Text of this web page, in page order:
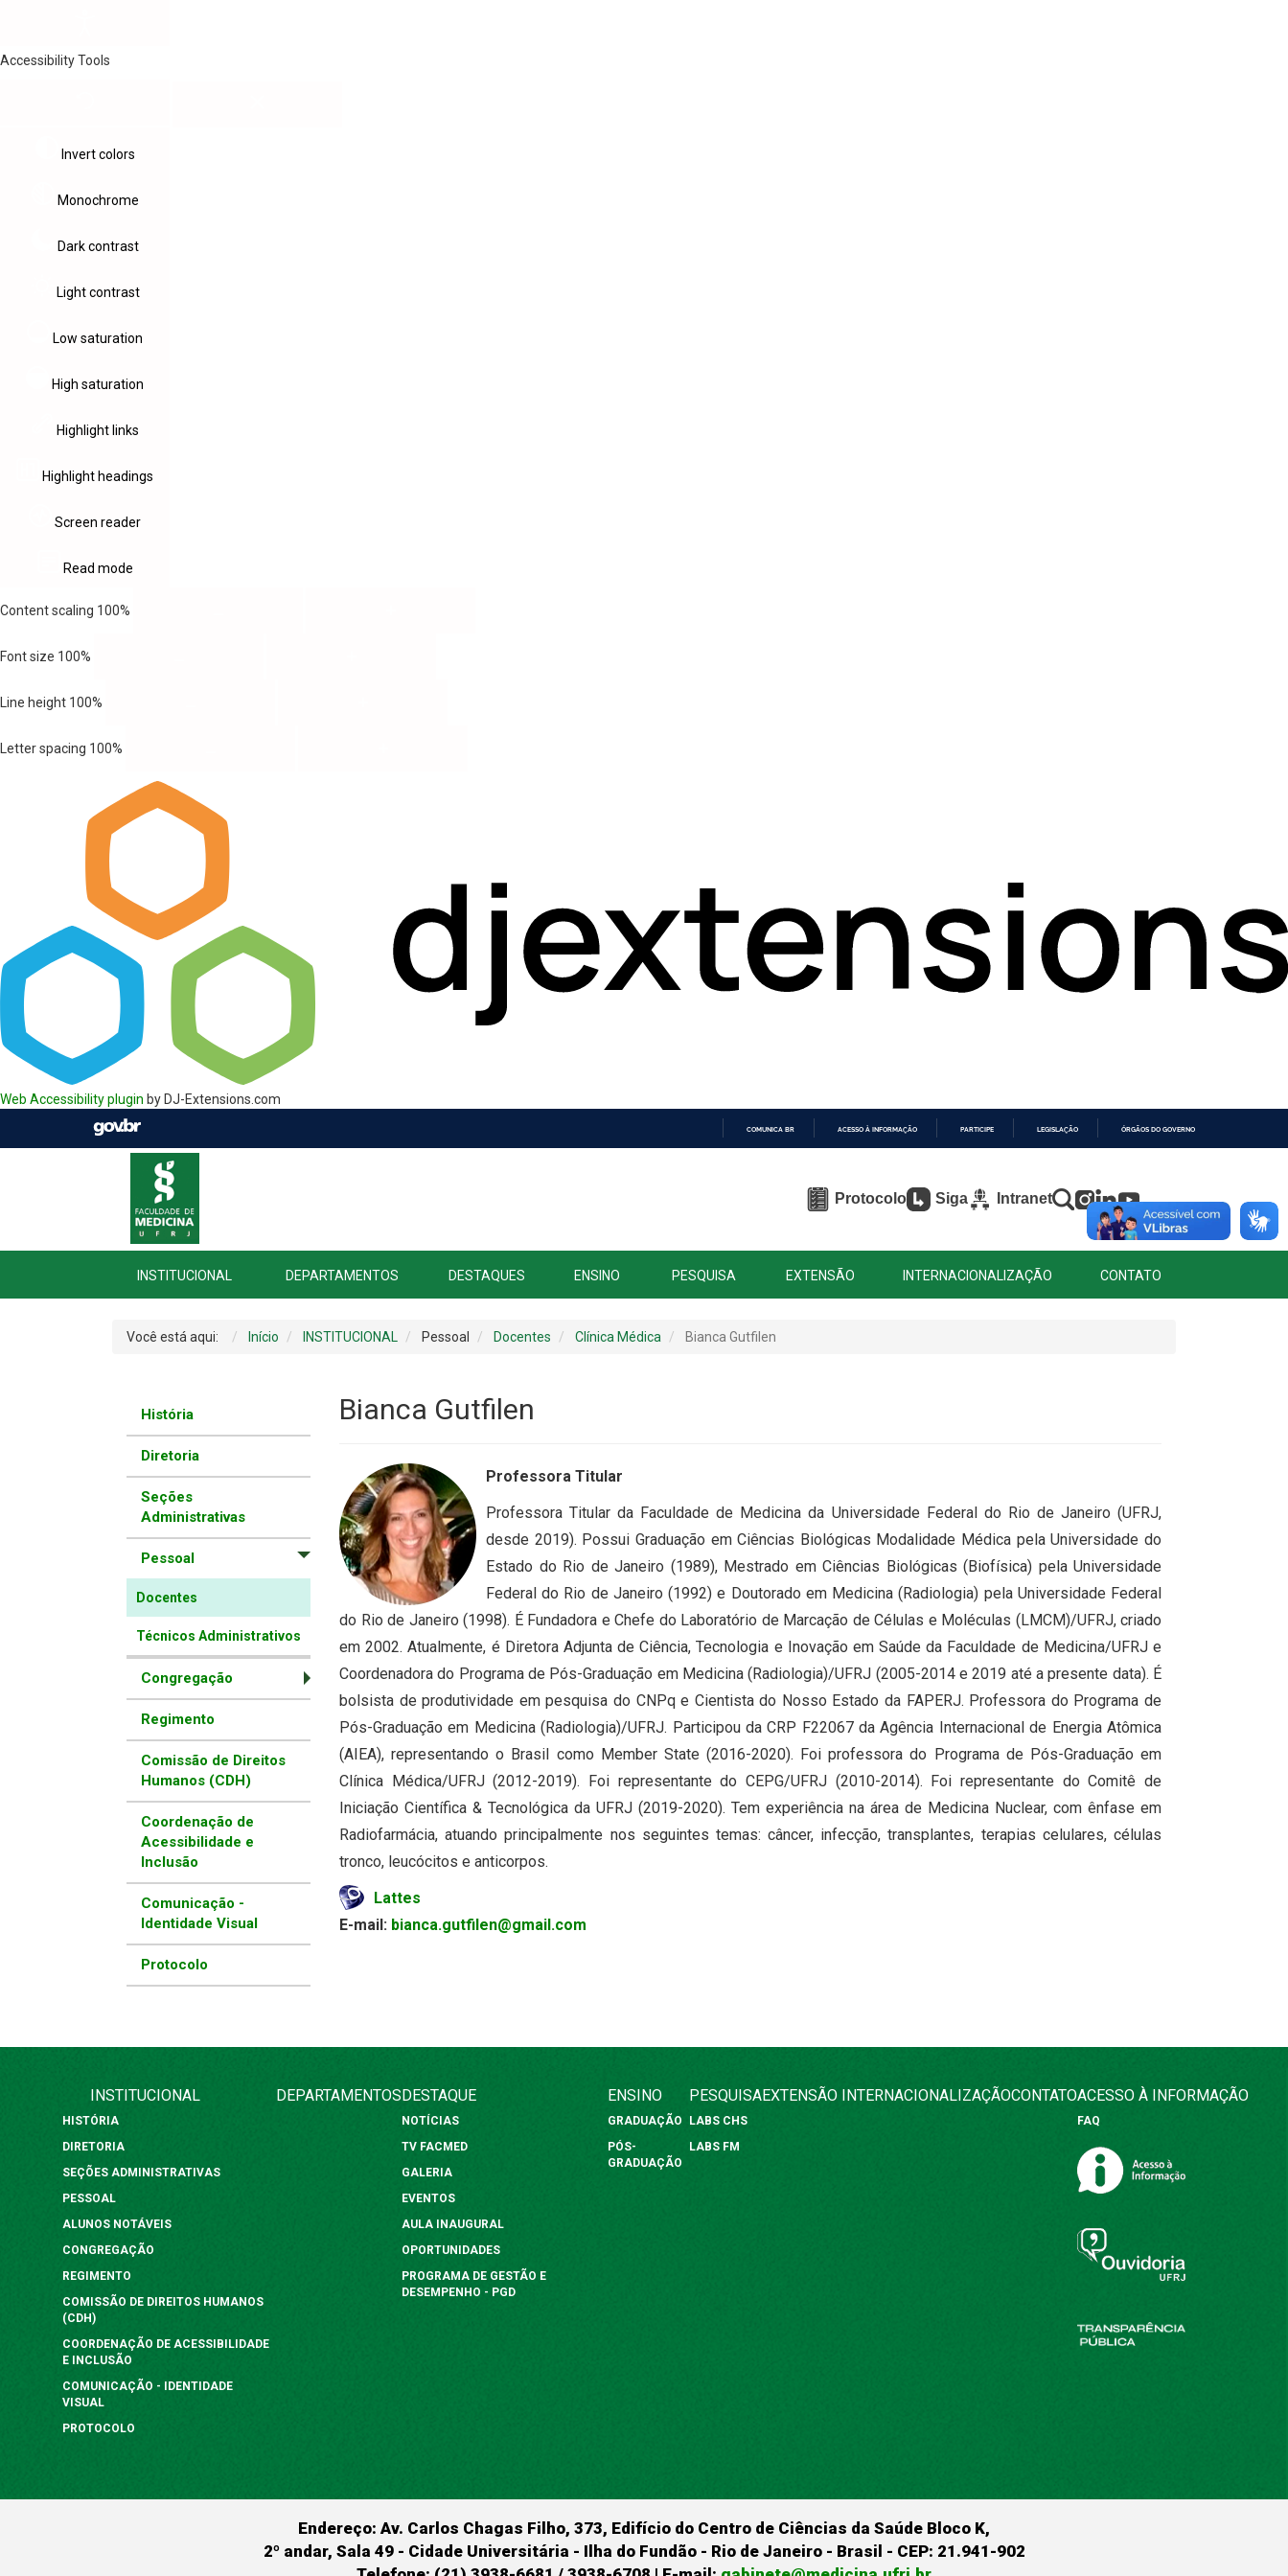
Accessibility Tools
Invert colors
Monochrome
Dark contrast
Light contrast
Low saturation
High saturation
Highlight links
Highlight headings
Screen reader
Read mode
Content scaling 100%
Font size 100%
Line height 100%
Letter spacing 100%
Web Accessibility plugin by DJ-Extensions.com
COMUNICA BR ACESSO À INFORMAÇÃO PARTICIPE LEGISLAÇÃO ÓRGÃOS DO GOVERNO
Protocolo Siga Intranet
INSTITUCIONAL DEPARTAMENTOS DESTAQUES ENSINO PESQUISA EXTENSÃO INTERNACIONALIZAÇÃO CONTATO
Você está aqui: Início INSTITUCIONAL Pessoal Docentes Clínica Médica Bianca Gutfilen
História
Diretoria
Seções
Administrativas
Pessoal
Docentes
Técnicos Administrativos
Congregação
Regimento
Comissão de Direitos
Humanos (CDH)
Coordenação de
Acessibilidade e
Inclusão
Comunicação -
Identidade Visual
Protocolo
Bianca Gutfilen
Professora Titular
Professora Titular da Faculdade de Medicina da Universidade Federal do Rio de Janeiro (UFRJ,
desde 2019). Possui Graduação em Ciências Biológicas Modalidade Médica pela Universidade do
Estado do Rio de Janeiro (1989), Mestrado em Ciências Biológicas (Biofísica) pela Universidade
Federal do Rio de Janeiro (1992) e Doutorado em Medicina (Radiologia) pela Universidade Federal
do Rio de Janeiro (1998). É Fundadora e Chefe do Laboratório de Marcação de Células e Moléculas (LMCM)/UFRJ, criado
em 2002. Atualmente, é Diretora Adjunta de Ciência, Tecnologia e Inovação em Saúde da Faculdade de Medicina/UFRJ e
Coordenadora do Programa de Pós-Graduação em Medicina (Radiologia)/UFRJ (2005-2014 e 2019 até a presente data). É
bolsista de produtividade em pesquisa do CNPq e Cientista do Nosso Estado da FAPERJ. Professora do Programa de
Pós-Graduação em Medicina (Radiologia)/UFRJ. Participou da CRP F22067 da Agência Internacional de Energia Atômica
(AIEA), representando o Brasil como Member State (2016-2020). Foi professora do Programa de Pós-Graduação em
Clínica Médica/UFRJ (2012-2019). Foi representante do CEPG/UFRJ (2010-2014). Foi representante do Comitê de
Iniciação Científica & Tecnológica da UFRJ (2019-2020). Tem experiência na área de Medicina Nuclear, com ênfase em
Radiofarmácia, atuando principalmente nos seguintes temas: câncer, infecção, transplantes, terapias celulares, células
tronco, leucócitos e anticorpos.
Lattes
E-mail: bianca.gutfilen@gmail.com
INSTITUCIONAL
HISTÓRIA
DIRETORIA
SEÇÕES ADMINISTRATIVAS
PESSOAL
ALUNOS NOTÁVEIS
CONGREGAÇÃO
REGIMENTO
COMISSÃO DE DIREITOS HUMANOS
(CDH)
COORDENAÇÃO DE ACESSIBILIDADE
E INCLUSÃO
COMUNICAÇÃO - IDENTIDADE
VISUAL
PROTOCOLO
DEPARTAMENTOSDESTAQUE
NOTÍCIAS
TV FACMED
GALERIA
EVENTOS
AULA INAUGURAL
OPORTUNIDADES
PROGRAMA DE GESTÃO E
DESEMPENHO - PGD
ENSINO
GRADUAÇÃO
PÓS-
GRADUAÇÃO
PESQUISA
LABS CHS
LABS FM
EXTENSÃO INTERNACIONALIZAÇÃOCONTATOACESSO À INFORMAÇÃO
FAQ
Endereço: Av. Carlos Chagas Filho, 373, Edifício do Centro de Ciências da Saúde Bloco K,
2º andar, Sala 49 - Cidade Universitária - Ilha do Fundão - Rio de Janeiro - Brasil - CEP: 21.941-902